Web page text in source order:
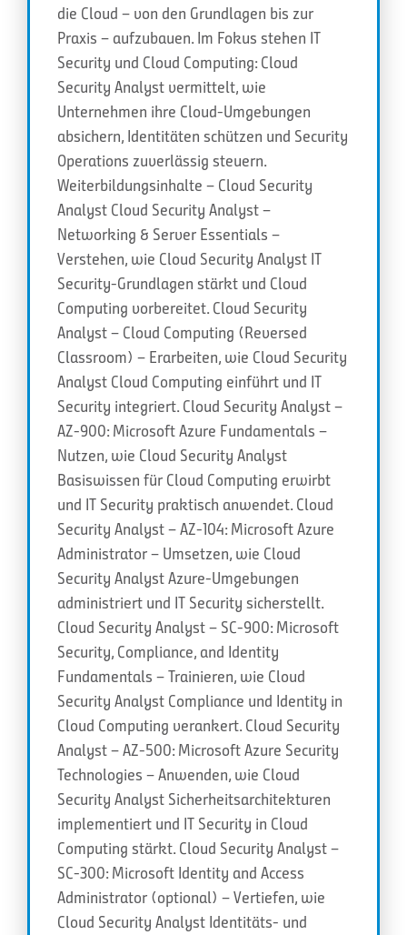
die Cloud – von den Grundlagen bis zur
Praxis – aufzubauen. Im Fokus stehen IT
Security und Cloud Computing: Cloud
Security Analyst vermittelt, wie
Unternehmen ihre Cloud-Umgebungen
absichern, Identitäten schützen und Security
Operations zuverlässig steuern.
Weiterbildungsinhalte – Cloud Security
Analyst Cloud Security Analyst –
Networking & Server Essentials –
Verstehen, wie Cloud Security Analyst IT
Security-Grundlagen stärkt und Cloud
Computing vorbereitet. Cloud Security
Analyst – Cloud Computing (Reversed
Classroom) – Erarbeiten, wie Cloud Security
Analyst Cloud Computing einführt und IT
Security integriert. Cloud Security Analyst –
AZ-900: Microsoft Azure Fundamentals –
Nutzen, wie Cloud Security Analyst
Basiswissen für Cloud Computing erwirbt
und IT Security praktisch anwendet. Cloud
Security Analyst – AZ-104: Microsoft Azure
Administrator – Umsetzen, wie Cloud
Security Analyst Azure-Umgebungen
administriert und IT Security sicherstellt.
Cloud Security Analyst – SC-900: Microsoft
Security, Compliance, and Identity
Fundamentals – Trainieren, wie Cloud
Security Analyst Compliance und Identity in
Cloud Computing verankert. Cloud Security
Analyst – AZ-500: Microsoft Azure Security
Technologies – Anwenden, wie Cloud
Security Analyst Sicherheitsarchitekturen
implementiert und IT Security in Cloud
Computing stärkt. Cloud Security Analyst –
SC-300: Microsoft Identity and Access
Administrator (optional) – Vertiefen, wie
Cloud Security Analyst Identitäts- und